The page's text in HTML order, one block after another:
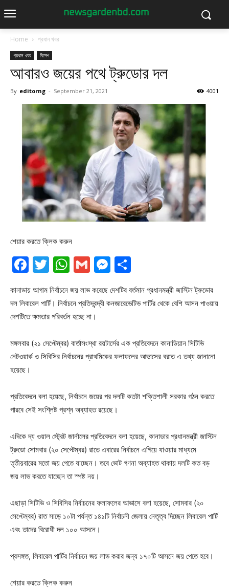
Home প্রধান খবর
প্রধান খবর বিদেশ
আবারও জয়ের পথে ট্রুডোর দল
By editorng - September 21, 2021 4001
শেয়ার করতে ক্লিক করুন
Facebook
Twitter
WhatsApp
GmailMessenger
কানাডায় আগাম নির্বাচনে জয় লাভ করেছে দেশটির বর্তমান প্রধানমন্ত্রী জাস্টিন ট্রুডোর
দল লিবারেল পার্টি। নির্বাচনে প্রতিদ্বন্দ্বী কনজারেভেটিভ পার্টির থেকে বেশি আসন পাওয়ায়
দেশটিতে ক্ষমতার পরিবর্তন হচ্ছে না।
মঙ্গলবার (২১ সেপ্টেম্বর) বার্তাসংস্থা রয়টার্সের এক প্রতিবেদনে কানাডিয়ান সিটিভি
নেটওয়ার্ক ও সিবিসির নির্বাচনের প্রাথমিকের ফলাফলের আভাসের বরাত এ তথ্য জানানো
হয়েছে।
প্রতিবেদনে বলা হয়েছে, নির্বাচনে জয়ের পর দলটি কতটা শক্তিশালী সরকার গঠন করতে
পারবে সেই সংশ্লিষ্ট প্রশ্ন অব্যাহত রয়েছে।
এদিকে দ্য ওয়াল স্ট্রেট জার্নালের প্রতিবেদনে বলা হয়েছে, কানাডার প্রধানমন্ত্রী জাস্টিন
ট্রুডো সোমবার (২০ সেপ্টেম্বর) রাতে এবারের নির্বাচনে এগিয়ে যাওয়ার মাধ্যমে
তৃতীয়বারের মতো জয় পেতে যাচ্ছেন। তবে ভোট গণনা অব্যাহত থাকায় দলটি কত বড়
জয় লাভ করতে যাচ্ছেন তা স্পষ্ট নয়।
এছাড়া সিটিভি ও সিবিসির নির্বাচনের ফলাফলের আভাসে বলা হয়েছে, সোমবার (২০
সেপ্টেম্বর) রাত সাড়ে ১০টা পর্যন্ত ১৪১টি নির্বাচনী জেলায় নেতৃত্ব দিচ্ছেন লিবারেল পার্টি
এবং তাদের বিরোধী দল ১০০ আসনে।
প্রসঙ্গত, লিবারেল পার্টির নির্বাচনে জয় লাভ করার জন্য ১৭০টি আসনে জয় পেতে হবে।
শেয়ার করতে ক্লিক করুন